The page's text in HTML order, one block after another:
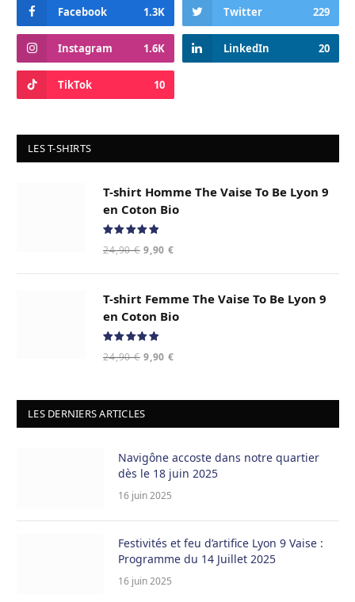
Facebook 1.3K Twitter 229
Instagram 1.6K LinkedIn 20
TikTok 10
LES T-SHIRTS
T-shirt Homme The Vaise To Be Lyon 9
en Coton Bio
sur 5
24,90€ Le
était :
24,90 €.
9,90€Le
est :
9,90 €.
T-shirt Femme The Vaise To Be Lyon 9
en Coton Bio
sur 5
24,90€ Le
24,90 €.
9,90€Le
LES DERNIERS ARTICLES
Navigône accoste dans notre quartier
dès le 18 juin 2025
16 juin 2025
Festivités et feu d’artifice Lyon 9 Vaise :
Programme du 14 Juillet 2025
16 juin 2025